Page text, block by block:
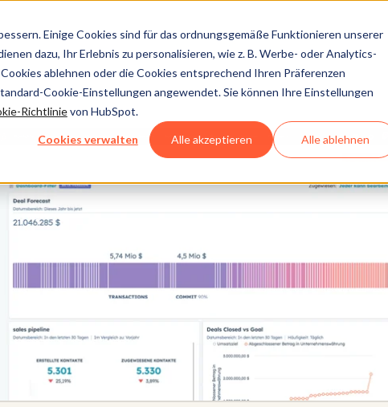
Einige Cookies sind für das ordnungsgemäße Funktionieren unserer
dazu, Ihr Erlebnis zu personalisieren, wie z. B. Werbe- oder Analytics-
ablehnen oder die Cookies entsprechend Ihren Präferenzen
Cookie-Einstellungen angewendet. Sie können Ihre Einstellungen
Richtlinievon HubSpot.
Cookies verwalten Alle akzeptieren Alle ablehnen